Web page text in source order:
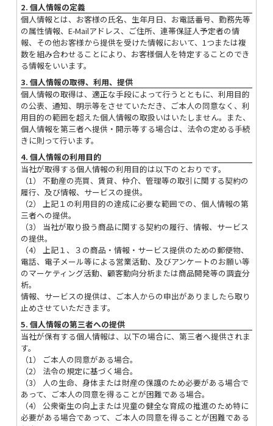
2. 個人情報の定義
個人情報とは、お客様の氏名、生年月日、お電話番号、勤務先等
の属性情報、E-Mailアドレス、ご住所、連帯保証人予定者の情
報、その他お客様から提供を受けた情報において、1つまたは複
数を組み合わせることにより、お客様個人を特定することのでき
る情報をいいます。
3. 個人情報の取得、利用、提供
個人情報の取得は、適正な手段によって行うとともに、利用目的
の公表、通知、明示等をさせていただき、ご本人の同意なく、利
用目的の範囲を超えた個人情報の取扱いはいたしません。また、
個人情報を第三者へ提供・開示等する場合は、法令の定める手続
きに則って行います。
4. 個人情報の利用目的
当社が取得する個人情報の利用目的は以下のとおりです。
（1） 不動産の売買、賃貸、仲介、管理等の取引に関する契約の
履行、及び情報、サービスの提供。
（2） 上記１の利用目的の達成に必要な範囲での、個人情報の第
三者への提供。
（3） 当社が取り扱う商品に関する契約の履行、情報、サービス
の提供。
（4） 上記１、３の商品・情報・サービス提供のための郵便物、
電話、電子メール等による営業活動、及びアンケートのお願い等
のマーケティング活動、顧客動向分析または商品開発等の調査分
析。
情報、サービスの提供は、ご本人からの申出がありましたら取り
止めさせていただきます。
5. 個人情報の第三者への提供
当社が保有する個人情報は、以下の場合に、第三者へ提供されま
す。
（1） ご本人の同意がある場合。
（2） 法令の規定に基づく場合。
（3） 人の生命、身体または財産の保護のため必要がある場合で
あって、ご本人の同意を得ることが困難である場合。
（4） 公衆衛生の向上または児童の健全な育成の推進のため特に
必要がある場合であって、ご本人の同意を得ることが困難である